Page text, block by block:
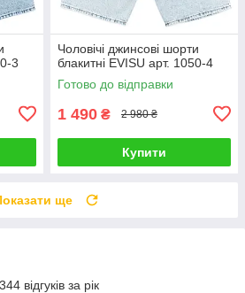
3
Чоловічі джинсові шорти
блакитні EVISU арт. 1050-4
Готово до відправки
1 490 ₴ 2 980 ₴
Купити
ще
відгуків за рік